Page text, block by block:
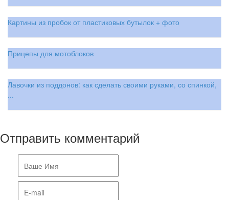
Картины из пробок от пластиковых бутылок + фото
Прицепы для мотоблоков
Лавочки из поддонов: как сделать своими руками, со спинкой,
...
Отправить комментарий